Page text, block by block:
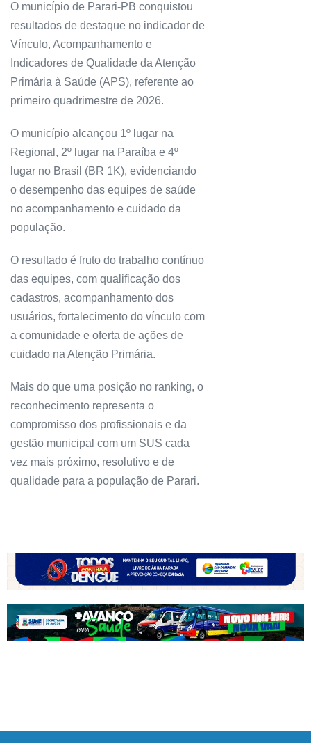
O município de Parari-PB conquistou
resultados de destaque no indicador de
Vínculo, Acompanhamento e
Indicadores de Qualidade da Atenção
Primária à Saúde (APS), referente ao
primeiro quadrimestre de 2026.
O município alcançou 1º lugar na
Regional, 2º lugar na Paraíba e 4º
lugar no Brasil (BR 1K), evidenciando
o desempenho das equipes de saúde
no acompanhamento e cuidado da
população.
O resultado é fruto do trabalho contínuo
das equipes, com qualificação dos
cadastros, acompanhamento dos
usuários, fortalecimento do vínculo com
a comunidade e oferta de ações de
cuidado na Atenção Primária.
Mais do que uma posição no ranking, o
reconhecimento representa o
compromisso dos profissionais e da
gestão municipal com um SUS cada
vez mais próximo, resolutivo e de
qualidade para a população de Parari.